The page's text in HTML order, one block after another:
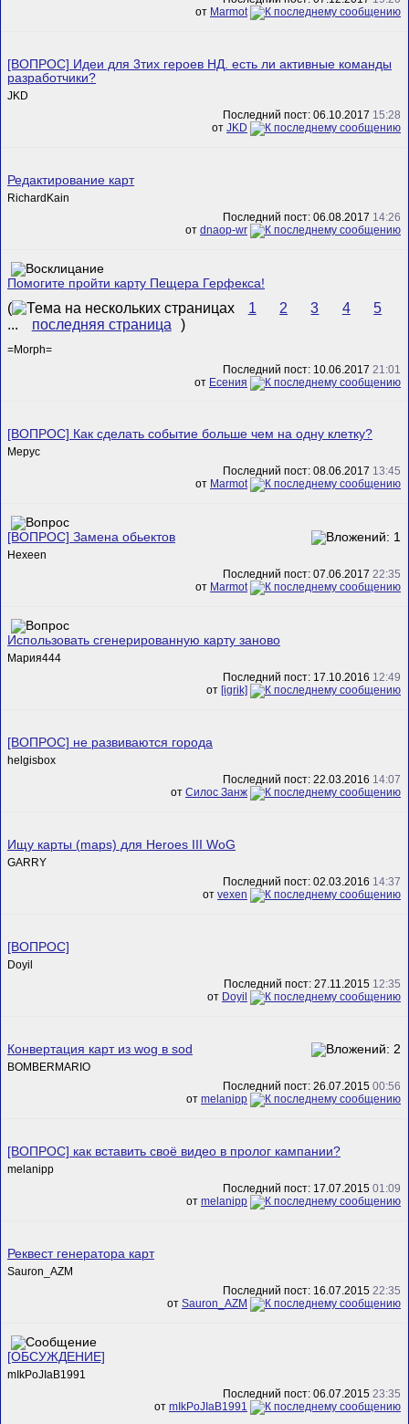
от Marmot
[ВОПРОС] Идеи для 3тих героев НД. есть ли активные команды
разработчики?
JKD
Последний пост: 06.10.2017 15:28
от JKD
Редактирование карт
RichardKain
Последний пост: 06.08.2017 14:26
от dnaop-wr
Помогите пройти карту Пещера Герфекса!
( 1 2 3 4
5
...
последняя страница )
=Morph=
Последний пост: 10.06.2017 21:01
от Есения
[ВОПРОС] Как сделать событие больше чем на одну клетку?
Mepyc
Последний пост: 08.06.2017 13:45
от Marmot
[ВОПРОС] Замена обьектов
Hexeen
Последний пост: 07.06.2017 22:35
от Marmot
Использовать сгенерированную карту заново
Мария444
Последний пост: 17.10.2016 12:49
от [igrik]
[ВОПРОС] не развиваются города
helgisbox
Последний пост: 22.03.2016 14:07
от Силос Занж
Ищу карты (maps) для Heroes III WoG
GARRY
Последний пост: 02.03.2016 14:37
от vexen
[ВОПРОС]
Doyil
Последний пост: 27.11.2015 12:35
от Doyil
Конвертация карт из wog в sod
BOMBERMARIO
Последний пост: 26.07.2015 00:56
от melanipp
[ВОПРОС] как вставить своё видео в пролог кампании?
melanipp
Последний пост: 17.07.2015 01:09
от melanipp
Реквест генератора карт
Sauron_AZM
Последний пост: 16.07.2015 22:35
от Sauron_AZM
[ОБСУЖДЕНИЕ]
mIkPoJIaB1991
Последний пост: 06.07.2015 23:35
от mIkPoJIaB1991